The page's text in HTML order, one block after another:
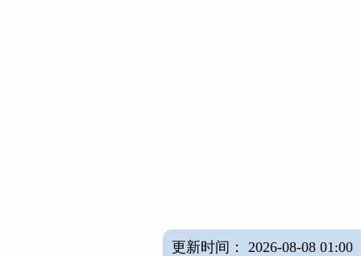
更新时间： 2026-08-08 01:00